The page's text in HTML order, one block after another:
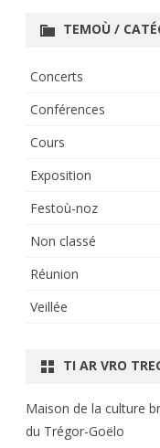
TEMOÙ /
Concerts
Conférences
Cours
Exposition
Festoù-noz
Non classé
Réunion
Veillée
TI AR VRO
Maison de la culture
du Trégor-Goëlo